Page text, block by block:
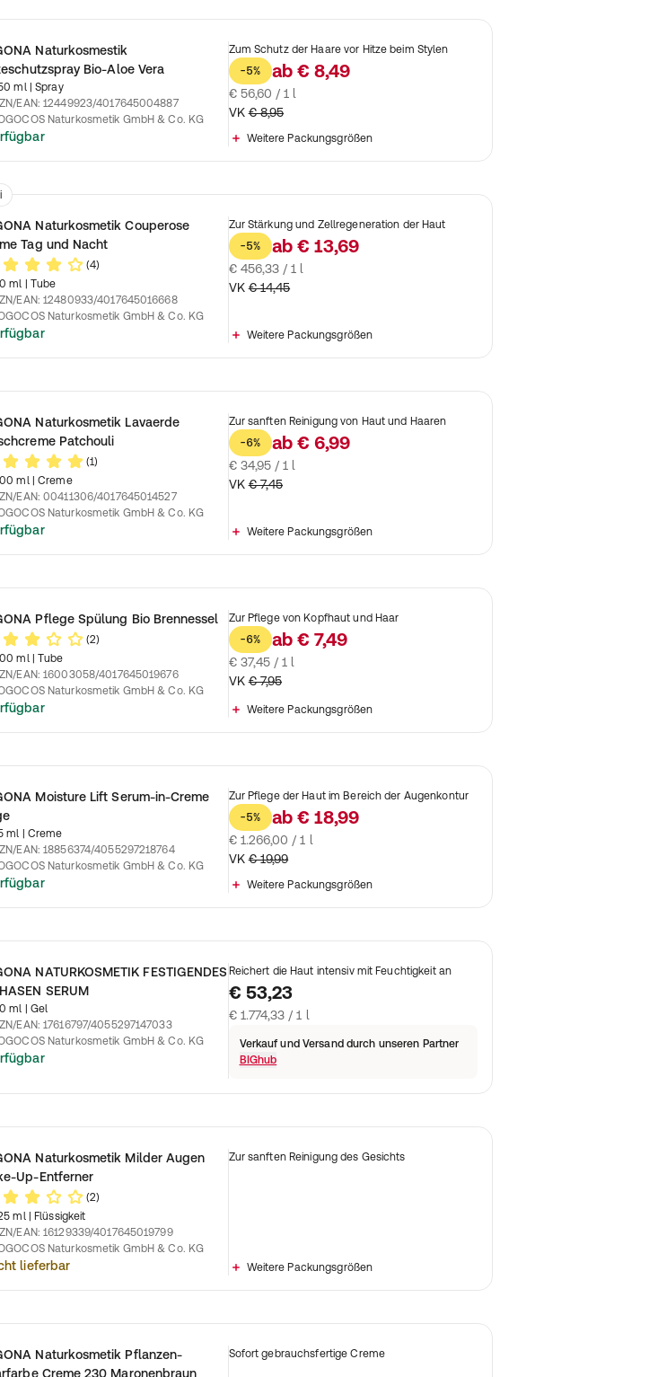
Naturkosmestik
Bio-Aloe Vera
ml
| Spray
EAN:12449923/4017645004887
Naturkosmetik GmbH & Co. KG
Zum Schutz der Haare vor Hitze beim Stylen
-5%
ab € 8,49
€ 56,60 / 1 l
VK € 8,95
Weitere Packungsgrößen
Naturkosmetik Couperose
Tag und Nacht
(4)
ml
| Tube
EAN:12480933/4017645016668
Naturkosmetik GmbH & Co. KG
Zur Stärkung und Zellregeneration der Haut
-5%
ab € 13,69
€ 456,33 / 1 l
VK € 14,45
Weitere Packungsgrößen
Naturkosmetik Lavaerde
Patchouli
(1)
ml
| Creme
EAN:00411306/4017645014527
Naturkosmetik GmbH & Co. KG
Zur sanften Reinigung von Haut und Haaren
-6%
ab € 6,99
€ 34,95 / 1 l
VK € 7,45
Weitere Packungsgrößen
Pflege Spülung Bio Brennessel
(2)
ml
| Tube
EAN:16003058/4017645019676
Naturkosmetik GmbH & Co. KG
Zur Pflege von Kopfhaut und Haar
-6%
ab € 7,49
€ 37,45 / 1 l
VK € 7,95
Weitere Packungsgrößen
Moisture Lift Serum-in-Creme
ml
| Creme
EAN:18856374/4055297218764
Naturkosmetik GmbH & Co. KG
Zur Pflege der Haut im Bereich der Augenkontur
-5%
ab € 18,99
€ 1.266,00 / 1 l
VK € 19,99
Weitere Packungsgrößen
NATURKOSMETIK FESTIGENDES
SERUM
ml
| Gel
EAN:17616797/4055297147033
Naturkosmetik GmbH & Co. KG
Reichert die Haut intensiv mit Feuchtigkeit an
€ 53,23
€ 1.774,33 / 1 l
Verkauf und Versand durch unseren Partner
BIGhub
Naturkosmetik Milder Augen
Up-Entferner
(2)
ml
| Flüssigkeit
EAN:16129339/4017645019799
Naturkosmetik GmbH & Co. KG
lieferbar
Zur sanften Reinigung des Gesichts
Weitere Packungsgrößen
Naturkosmetik Pflanzen-
Creme 230 Maronenbraun
Sofort gebrauchsfertige Creme